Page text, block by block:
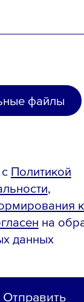
сПолитикой
,
данных
файлы
Политикой
,
на
данных
Отправить